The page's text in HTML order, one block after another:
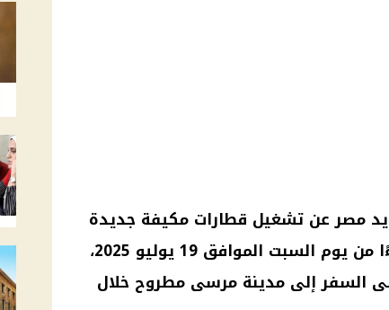
مصر عن تشغيل قطارات مكيفة جديدة
بين القاهرة ومرسى مطروح، بدءًا من يوم السبت الموافق 19 يوليو 2025،
السفر إلى مدينة مرسى مطروح خلال